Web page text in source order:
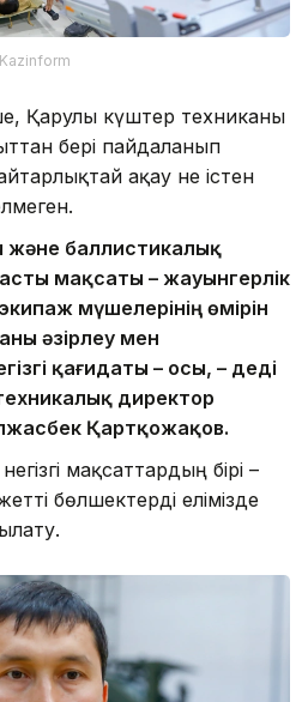
Қарулы күштер техниканы
бері пайдаланып
ақау не істен
және баллистикалық
мақсаты – жауынгерлік
мүшелерінің өмірін
әзірлеу мен
қағидаты – осы, – деді
директор
Қартқожақов.
мақсаттардың бірі –
бөлшектерді елімізде